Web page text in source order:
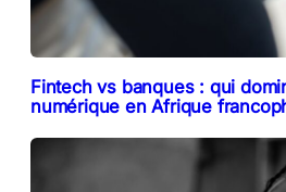
Fintech vs banques : qui
numérique en Afrique